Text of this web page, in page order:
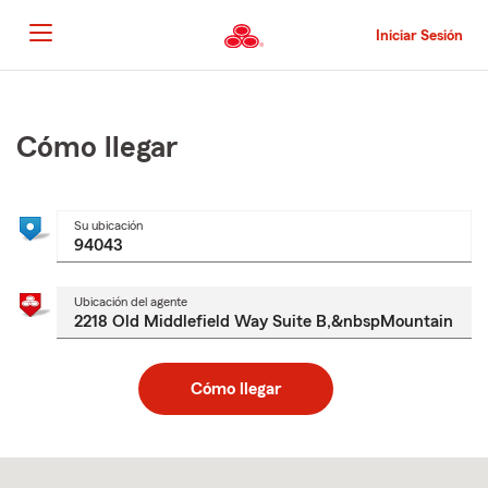
al
contenido
principal
Iniciar Sesión
principal
Cómo llegar
Su ubicación
Ubicación del agente
Cómo llegar
to